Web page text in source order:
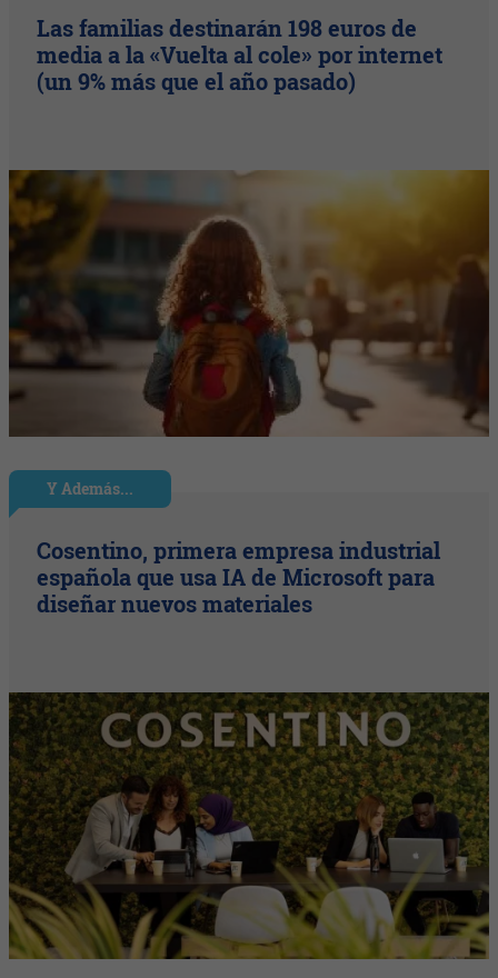
Las familias destinarán 198 euros de
media a la «Vuelta al cole» por internet
(un 9% más que el año pasado)
Y Además...
Cosentino, primera empresa industrial
española que usa IA de Microsoft para
diseñar nuevos materiales